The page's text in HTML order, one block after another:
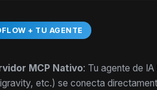
+ TU AGENTE
MCP Nativo: Tu agente de
etc.) se conecta